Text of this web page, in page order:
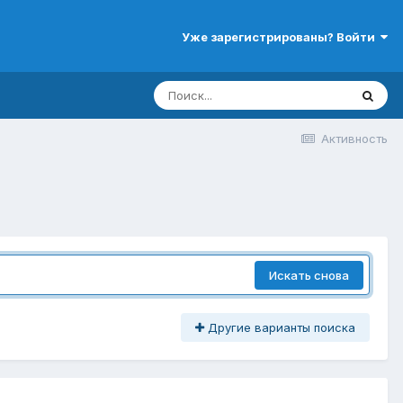
Уже зарегистрированы? Войти
Активность
Искать снова
Другие варианты поиска